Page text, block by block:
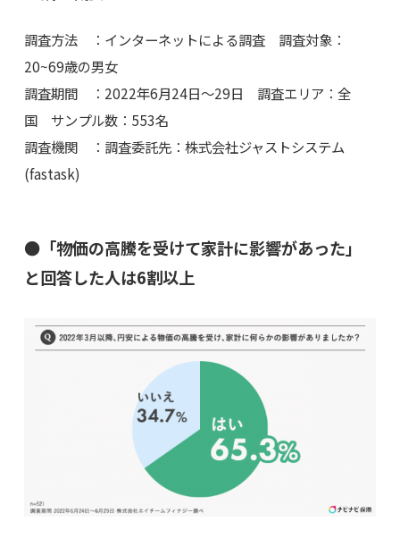
調査方法 ：インターネットによる調査 調査対象：
20~69歳の男女
調査期間 ：2022年6月24日～29日 調査エリア：全
国 サンプル数：553名
調査機関 ：調査委託先：株式会社ジャストシステム
(fastask)
●「物価の高騰を受けて家計に影響があった」
と回答した人は6割以上